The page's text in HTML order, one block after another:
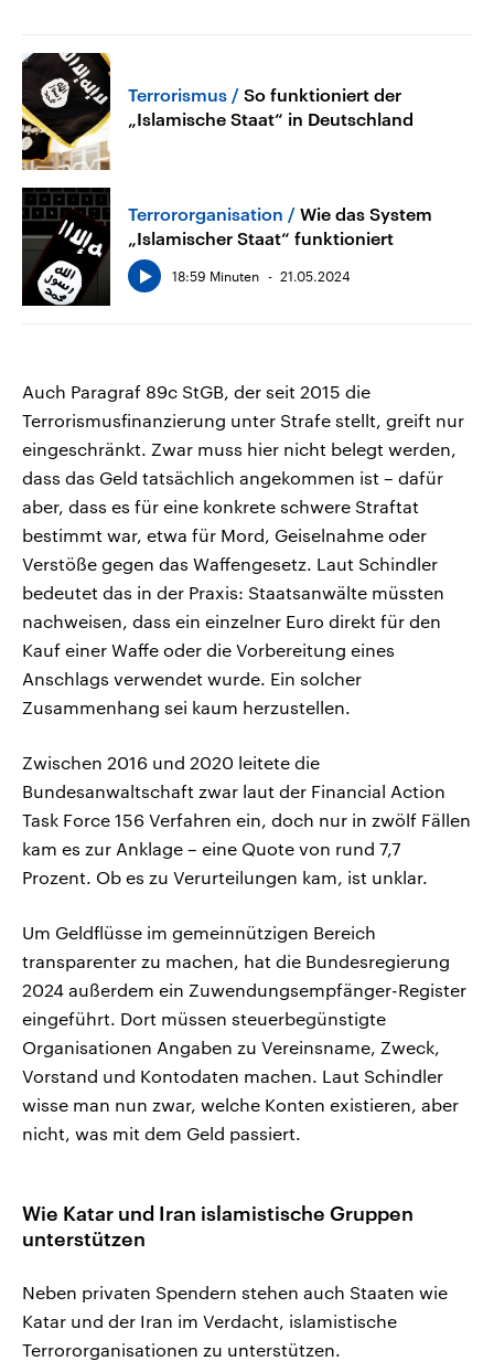
Terrorismus
So funktioniert der
„Islamische Staat“ in Deutschland
Terrororganisation
Wie das System
„Islamischer Staat“ funktioniert
18:59 Minuten 21.05.2024
Auch Paragraf 89c StGB, der seit 2015 die
Terrorismusfinanzierung unter Strafe stellt, greift nur
eingeschränkt. Zwar muss hier nicht belegt werden,
dass das Geld tatsächlich angekommen ist – dafür
aber, dass es für eine konkrete schwere Straftat
bestimmt war, etwa für Mord, Geiselnahme oder
Verstöße gegen das Waffengesetz. Laut Schindler
bedeutet das in der Praxis: Staatsanwälte müssten
nachweisen, dass ein einzelner Euro direkt für den
Kauf einer Waffe oder die Vorbereitung eines
Anschlags verwendet wurde. Ein solcher
Zusammenhang sei kaum herzustellen.
Zwischen 2016 und 2020 leitete die
Bundesanwaltschaft zwar laut der Financial Action
Task Force 156 Verfahren ein, doch nur in zwölf Fällen
kam es zur Anklage – eine Quote von rund 7,7
Prozent. Ob es zu Verurteilungen kam, ist unklar.
Um Geldflüsse im gemeinnützigen Bereich
transparenter zu machen, hat die Bundesregierung
2024 außerdem ein Zuwendungsempfänger-Register
eingeführt. Dort müssen steuerbegünstigte
Organisationen Angaben zu Vereinsname, Zweck,
Vorstand und Kontodaten machen. Laut Schindler
wisse man nun zwar, welche Konten existieren, aber
nicht, was mit dem Geld passiert.
Wie Katar und Iran islamistische Gruppen
unterstützen
Neben privaten Spendern stehen auch Staaten wie
Katar und der Iran im Verdacht, islamistische
Terrororganisationen zu unterstützen.